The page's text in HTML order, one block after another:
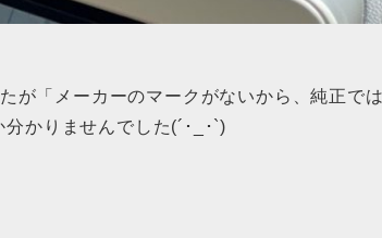
が「メーカーのマークがないから、純正で
かりませんでした(´･_･`)